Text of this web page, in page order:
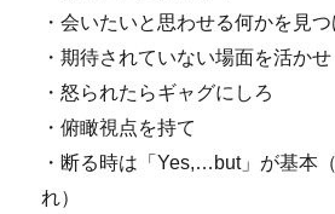
・会いたいと思わせる何かを見
・期待されていない場面を活かせ
・怒られたらギャグにしろ
・俯瞰視点を持て
・断る時は「Yes,…but」が基本
れ）